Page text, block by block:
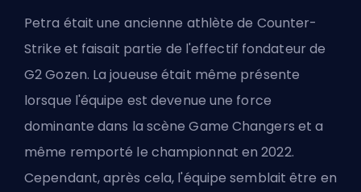
Petra était une ancienne athlète de Counter-
Strike et faisait partie de l'effectif fondateur de
G2 Gozen. La joueuse était même présente
lorsque l'équipe est devenue une force
dominante dans la scène Game Changers et a
même remporté le championnat en 2022.
Cependant, après cela, l'équipe semblait être en